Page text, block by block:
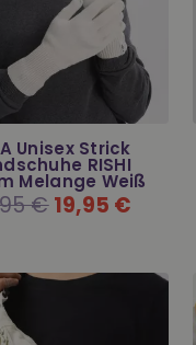
Unisex Strick
RISHI
Melange Weiß
€19,95 €